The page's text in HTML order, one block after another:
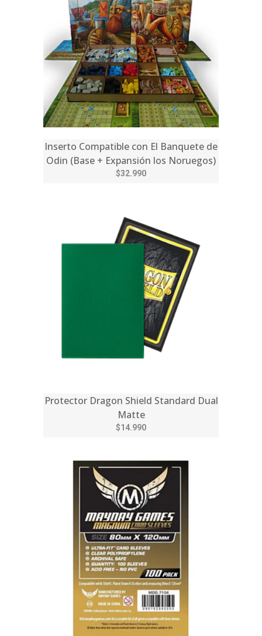
Inserto Compatible con El Banquete de
Odin (Base + Expansión los Noruegos)
$32.990
Protector Dragon Shield Standard Dual
Matte
$14.990